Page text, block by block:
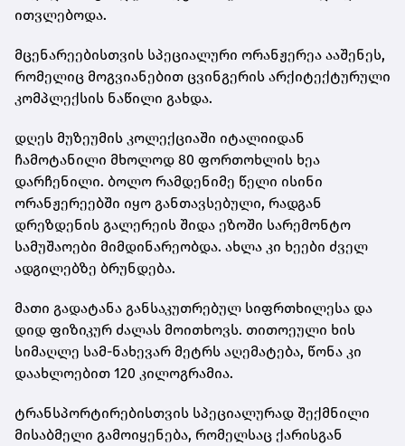
ითვლებოდა.
მცენარეებისთვის სპეციალური ორანჟერეა ააშენეს,
რომელიც მოგვიანებით ცვინგერის არქიტექტურული
კომპლექსის ნაწილი გახდა.
დღეს მუზეუმის კოლექციაში იტალიიდან
ჩამოტანილი მხოლოდ 80 ფორთოხლის ხეა
დარჩენილი. ბოლო რამდენიმე წელი ისინი
ორანჟერეებში იყო განთავსებული, რადგან
დრეზდენის გალერეის შიდა ეზოში სარემონტო
სამუშაოები მიმდინარეობდა. ახლა კი ხეები ძველ
ადგილებზე ბრუნდება.
მათი გადატანა განსაკუთრებულ სიფრთხილესა და
დიდ ფიზიკურ ძალას მოითხოვს. თითოეული ხის
სიმაღლე სამ-ნახევარ მეტრს აღემატება, წონა კი
დაახლოებით 120 კილოგრამია.
ტრანსპორტირებისთვის სპეციალურად შექმნილი
მისაბმელი გამოიყენება, რომელსაც ქარისგან